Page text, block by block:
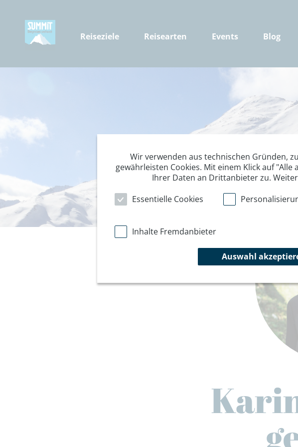
Reiseziele Reisearten Events Blog
Wir verwenden aus technischen Gründen,
gewährleisten Cookies. Mit einem Klick auf
Ihrer Daten an Drittanbieter zu.
Essentielle Cookies
Inhalte Fremdanbieter
Auswahl